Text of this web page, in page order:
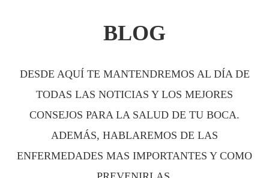
BLOG
DESDE AQUÍ TE MANTENDREMOS AL DÍA DE
TODAS LAS NOTICIAS Y LOS MEJORES
CONSEJOS PARA LA SALUD DE TU BOCA.
ADEMÁS, HABLAREMOS DE LAS
ENFERMEDADES MAS IMPORTANTES Y COMO